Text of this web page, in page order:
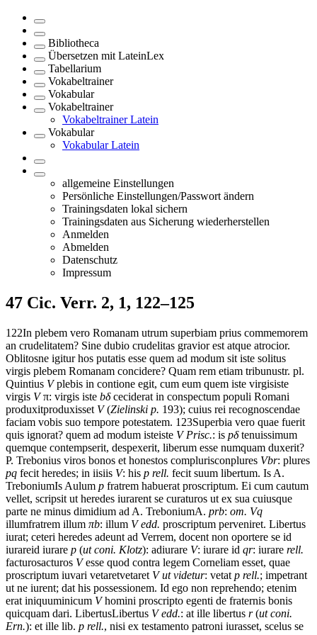
Bibliotheca
Übersetzen mit LateinLex
Tabellarium
Vokabeltrainer
Vokabular
Vokabeltrainer
Vokabeltrainer Latein
Vokabular
Vokabular Latein
allgemeine Einstellungen
Persönliche Einstellungen/Passwort ändern
Trainingsdaten lokal sichern
Trainingsdaten aus Sicherung wiederherstellen
Anmelden
Abmelden
Datenschutz
Impressum
47 Cic. Verr. 2, 1, 122–125
122In plebem vero Romanam utrum superbiam prius commemorem
an crudelitatem? Sine dubio crudelitas gravior est atque atrocior.
Oblitosne igitur hos putatis esse quem ad modum sit iste solitus
virgis plebem Romanam concidere? Quam rem etiam tribunustr. pl.
Quintius V plebis in contione egit, cum eum quem iste virgisiste
virgis V π: virgis iste bδ ceciderat in conspectum populi Romani
produxitproduxisset V(Zielinski p. 193); cuius rei recognoscendae
faciam vobis suo tempore potestatem. 123Superbia vero quae fuerit
quis ignorat? quem ad modum isteiste V Prisc.: is pδ tenuissimum
quemque contempserit, despexerit, liberum esse numquam duxerit?
P. Trebonius viros bonos et honestos complurisconplures Vbr: plures
pq fecit heredes; in iisiis V: his p rell. fecit suum libertum. Is A.
TreboniumIs Aulum p fratrem habuerat proscriptum. Ei cum cautum
vellet, scripsit ut heredes iurarent se curaturos ut ex sua cuiusque
parte ne minus dimidium ad A. TreboniumA. prb: om. Vq
illumfratrem illum πb: illum V edd. proscriptum perveniret. Libertus
iurat; ceteri heredes adeunt ad Verrem, docent non oportere se id
iurareid iurare p (ut coni. Klotz): adiurare V: iurare id qr: iurare rell.
facturosacturos V esse quod contra legem Corneliam esset, quae
proscriptum iuvari vetaretvetaret V ut videtur: vetat p rell.; impetrant
ut ne iurent; dat his possessionem. Id ego non reprehendo; etenim
erat iniquuminicum V homini proscripto egenti de fraternis bonis
quicquam dari. LibertusLibertus V edd.: at ille libertus r(ut coni.
Ern.): et ille lib. p rell., nisi ex testamento patroni iurasset, scelus se